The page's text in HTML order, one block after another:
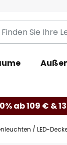
ab 109 € &
LED-